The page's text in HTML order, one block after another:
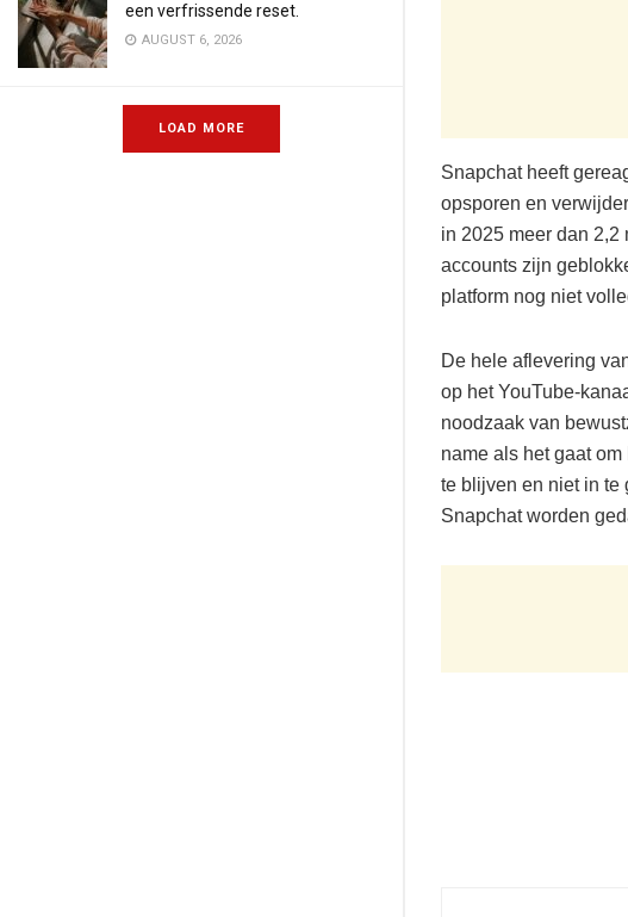
een verfrissende reset.
AUGUST 6, 2026
LOAD MORE
Snapchat heeft
opsporen en
in 2025 meer dan
accounts zijn
platform nog niet
De hele aflevering
op het YouTube-
noodzaak van
name als het gaat
te blijven en niet in te
Snapchat worden